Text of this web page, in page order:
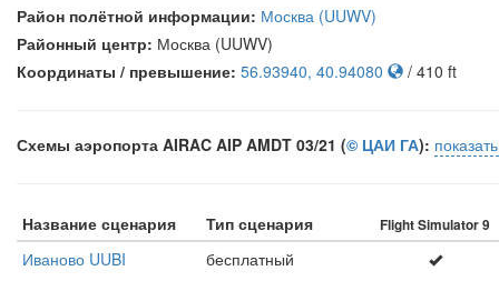
Район полётной информации: Москва (UUWV)
Районный центр: Москва (UUWV)
Координаты / превышение: 56.93940, 40.94080 / 410 ft
Схемы аэропорта AIRAC AIP AMDT 03/21 (© ЦАИ ГА):
Название сценария Тип сценария Flight Simulator 9
Иваново UUBI бесплатный